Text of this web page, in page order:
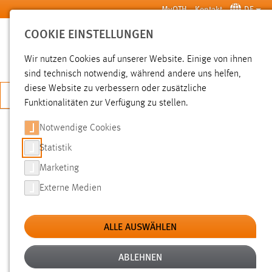
Zum Hauptinhalt springen MyOTH Kontakt DE
SUCHE
JETZT BEWERBEN
Hochschule Aktuelles News der OTH Amberg-Weiden
INSTITUT FÜR VORSORGE UND
FINANZPLANUNG VERGIBT
STIPENDIUM
24.06.2022
Ein weiteres Mal kann sich ein Studierender
COOKIE EINSTELLUNGEN
Wir nutzen Cookies auf unserer Website. Einige von ihnen
sind technisch notwendig, während andere uns helfen,
diese Website zu verbessern oder zusätzliche
Funktionalitäten zur Verfügung zu stellen.
Notwendige Cookies
Statistik
Marketing
Externe Medien
ALLE AUSWÄHLEN
ABLEHNEN